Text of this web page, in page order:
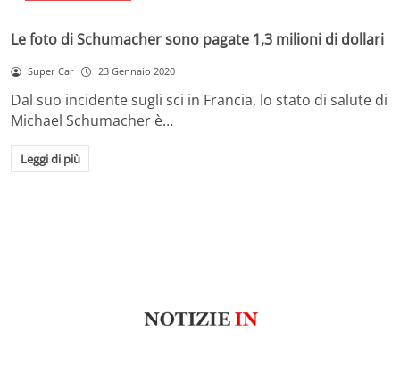
Le foto di Schumacher sono pagate 1,3 milioni di dollari
Super Car 23 Gennaio 2020
Dal suo incidente sugli sci in Francia, lo stato di salute di
Michael Schumacher è…
Leggi di più